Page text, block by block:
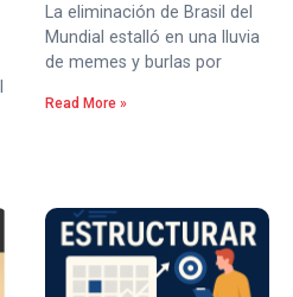
La eliminación de Brasil del
Mundial estalló en una lluvia
de memes y burlas por
Read More »